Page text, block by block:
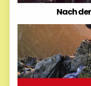
Nach